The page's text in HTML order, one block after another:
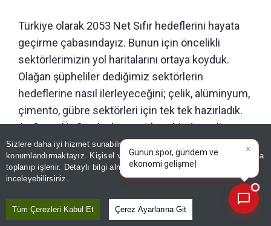
Sizlere daha iyi hizmet sunabilmek adına sitemizde
konumlandırmaktayız. Kişisel verileriniz, KVKK ve GDPR kapsamında
toplanıp işlenir. Detaylı bilgi almak içinAydınlatma Metnimizi
inceleyebilirsiniz.
Tüm Çerezleri Kabul Et Çerez Ayarlarına Git
Türkiye olarak 2053 Net Sıfır hedeflerini hayata
geçirme çabasındayız. Bunun için öncelikli
sektörlerimizin yol haritalarını ortaya koyduk.
Olağan şüpheliler dediğimiz sektörlerin
hedeflerine nasıl ilerleyeceğini; çelik, alüminyum,
çimento, gübre sektörleri için tek tek hazırladık.
Ar-Ge ve Ür-Ge planları yaptık ve bir de mali
yaklaşım var. Sadece bu dört sektör için 70 milyar
dolara kadar yatırımdan bahsediyoruz 2053’e
kadar.
COP31’İ İMKAN OLARAK GÖRÜYORUZ
×
Günün spor, gündem ve
ekonomi gelişmelerini analiz
edin!